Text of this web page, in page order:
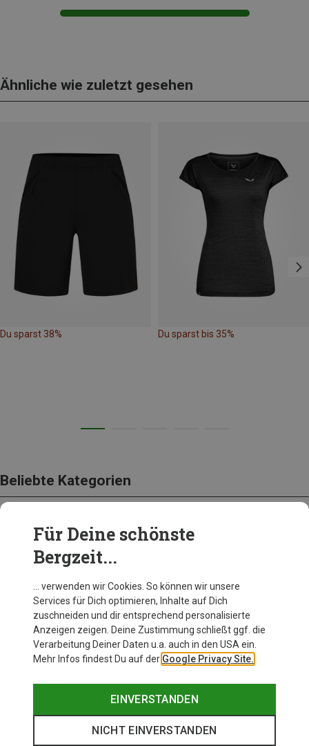
Ähnliche wie zuletzt gesehen
Du sparst 38% Du sparst bis 35%
Beliebte Kategorien
BEKLEIDUNG
Für Deine schönste
Bergzeit...
… verwenden wir Cookies. So können wir unsere
Services für Dich optimieren, Inhalte auf Dich
zuschneiden und dir entsprechend personalisierte
Anzeigen zeigen. Deine Zustimmung schließt ggf. die
Verarbeitung Deiner Daten u.a. auch in den USA ein.
Mehr Infos findest Du auf der Google Privacy Site.
EINVERSTANDEN
NICHT EINVERSTANDEN